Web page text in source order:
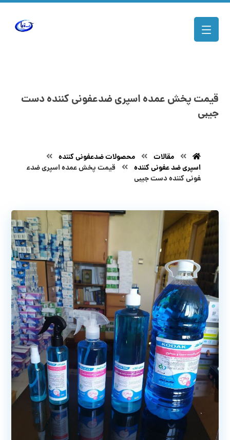
قیمت پخش عمده اسپری ضدعفونی کننده دست
جیبی
مقالات
محصولات ضدعفونی کننده
اسپری ضد عفونی کننده
قیمت پخش عمده اسپری ضدع
فونی کننده دست جیبی